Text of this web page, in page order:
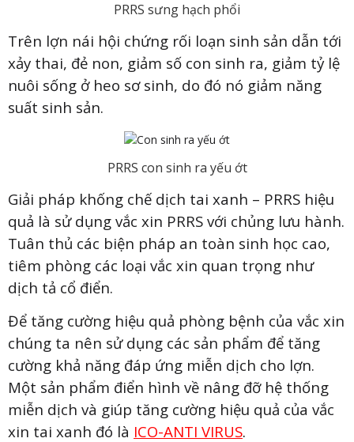
PRRS sưng hạch phổi
Trên lợn nái hội chứng rối loạn sinh sản dẫn tới
xảy thai, đẻ non, giảm số con sinh ra, giảm tỷ lệ
nuôi sống ở heo sơ sinh, do đó nó giảm năng
suất sinh sản.
PRRS con sinh ra yếu ớt
Giải pháp khống chế dịch tai xanh – PRRS hiệu
quả là sử dụng vắc xin PRRS với chủng lưu hành.
Tuân thủ các biện pháp an toàn sinh học cao,
tiêm phòng các loại vắc xin quan trọng như
dịch tả cổ điển.
Để tăng cường hiệu quả phòng bệnh của vắc xin
chúng ta nên sử dụng các sản phẩm để tăng
cường khả năng đáp ứng miễn dịch cho lợn.
Một sản phẩm điển hình về nâng đỡ hệ thống
miễn dịch và giúp tăng cường hiệu quả của vắc
xin tai xanh đó là ICO-ANTI VIRUS.